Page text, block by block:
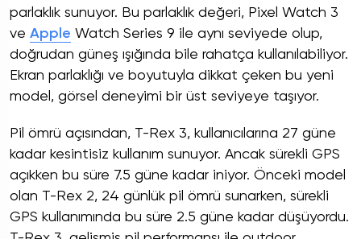
parlaklık sunuyor. Bu parlaklık değeri, Pixel Watch 3
ve Apple Watch Series 9 ile aynı seviyede olup,
doğrudan güneş ışığında bile rahatça kullanılabiliyor.
Ekran parlaklığı ve boyutuyla dikkat çeken bu yeni
model, görsel deneyimi bir üst seviyeye taşıyor.
Pil ömrü açısından, T-Rex 3, kullanıcılarına 27 güne
kadar kesintisiz kullanım sunuyor. Ancak sürekli GPS
açıkken bu süre 7.5 güne kadar iniyor. Önceki model
olan T-Rex 2, 24 günlük pil ömrü sunarken, sürekli
GPS kullanımında bu süre 2.5 güne kadar düşüyordu.